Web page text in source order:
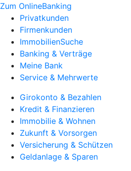
Zum OnlineBanking
Privatkunden
Firmenkunden
ImmobilienSuche
Banking & Verträge
Meine Bank
Service & Mehrwerte
Girokonto & Bezahlen
Kredit & Finanzieren
Immobilie & Wohnen
Zukunft & Vorsorgen
Versicherung & Schützen
Geldanlage & Sparen